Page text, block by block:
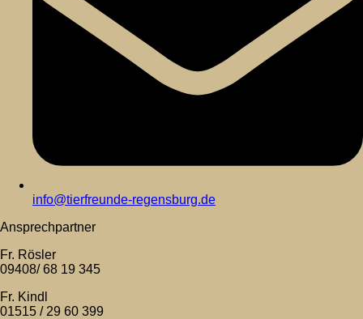
info@tierfreunde-regensburg.de
Ansprechpartner
Fr. Rösler
09408/ 68 19 345
Fr. Kindl
01515 / 29 60 399